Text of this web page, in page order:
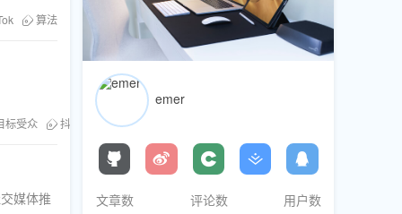
算法
标受众 抖音 涨粉
媒体推
emer
文章数 评论数 用户数